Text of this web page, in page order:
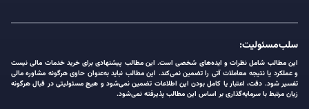
سلب‌مسئولیت:
این مطالب شامل نظرات و ایده‌های شخصی است. این مطالب پیشنهادی برای خرید خدمات مالی نیست
و عملکرد یا نتیجه معاملات آتی را تضمین نمی‌کند. این مطالب نباید به‌عنوان حاوی هرگونه مشاوره مالی
تفسیر شود. دقت، اعتبار یا کامل بودن این اطلاعات تضمین نمی‌شود و هیچ مسئولیتی در قبال هرگونه
زیان مرتبط با سرمایه‌گذاری بر اساس این مطالب پذیرفته نمی‌شود.